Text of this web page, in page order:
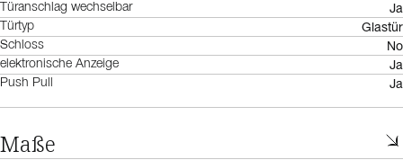
Türanschlag wechselbar Ja
Türtyp Glastür
Schloss No
elektronische Anzeige Ja
Push Pull Ja
Maße